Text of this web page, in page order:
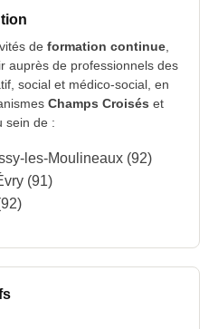
de formation continue
auprès de professionnels des
social et médico-social, en
Champs Croisés et
sein de :
les-Moulineaux (92)
(91)